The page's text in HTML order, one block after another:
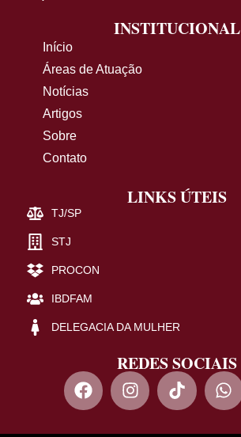
INSTITUCIONAL
Início
Áreas de Atuação
Notícias
Artigos
Sobre
Contato
LINKS ÚTEIS
TJ/SP
STJ
PROCON
IBDFAM
DELEGACIA DA MULHER
REDES SOCIAIS